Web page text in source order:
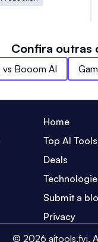
Confira outras
vs Booom AI
Home
Top AI Tools
Deals
Submit a
Privacy
© 2026 aitools.fyi.